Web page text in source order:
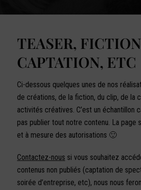
TEASER,
CAPTATION, ETC
Ci-dessous quelques unes de nos
de créations, de la fiction, du clip, de la
activités créatives. C’est un échantillon
pas publier tout notre contenu. La page
et à mesure des autorisations 🙂
Contactez-nous si vous souhaitez
contenus non publiés (captation de
soirée d’entreprise, etc), nous nous